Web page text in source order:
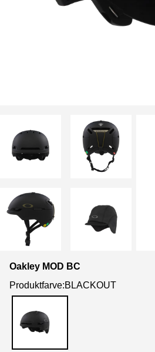
Oakley MOD BC
Produktfarve:BLACKOUT